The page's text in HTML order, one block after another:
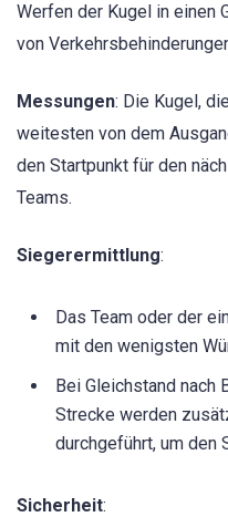
Werfen der Kugel in einen
von
Messungen: Die Kugel,
weitesten von dem
den Startpunkt für den
Teams.
Siegerermittlung:
Das Team oder der
mit den wenigsten
Bei Gleichstand nach
Strecke werden
durchgeführt, um den
Sicherheit: